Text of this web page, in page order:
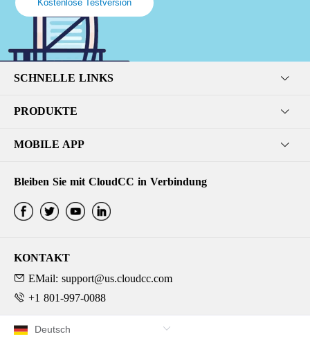
Kostenlose Testversion
SCHNELLE LINKS
PRODUKTE
MOBILE APP
Bleiben Sie mit CloudCC in Verbindung
KONTAKT
EMail: support@us.cloudcc.com
+1 801-997-0088